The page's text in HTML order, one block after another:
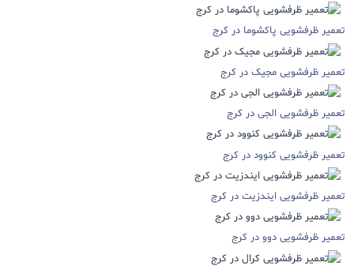
تعمیر ظرفشویی پاکشوما در کرج
تعمیر ظرفشویی مجیک در کرج
تعمیر ظرفشویی الجی در کرج
تعمیر ظرفشویی کنوود در کرج
تعمیر ظرفشویی ایندزیت در کرج
تعمیر ظرفشویی دوو در کرج